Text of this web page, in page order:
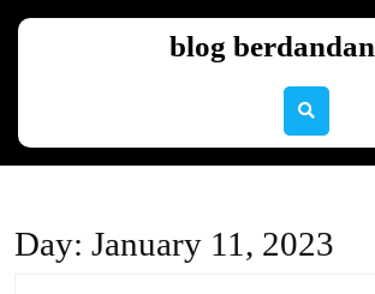
blog berdandan
Day: January 11, 2023